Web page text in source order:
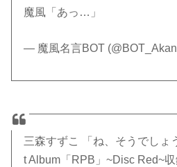
魔風「あっ…」
— 魔風名言BOT
三森すずこ 「ね、そうでしょ
t Album「RPB」~Disc Red~収